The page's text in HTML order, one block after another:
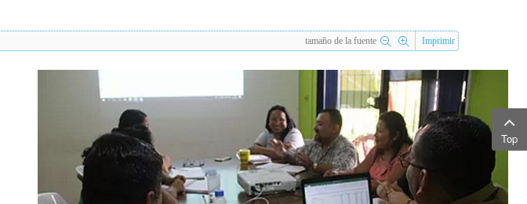
tamaño de la fuente Imprimir
Top